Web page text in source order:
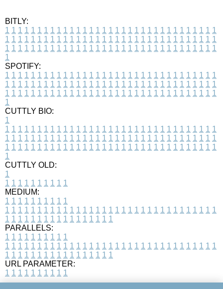
BITLY:
1 1 1 1 1 1 1 1 1 1 1 1 1 1 1 1 1 1 1 1 1 1 1 1 1 1 1 1 1 1 1 1 1
1 1 1 1 1 1 1 1 1 1 1 1 1 1 1 1 1 1 1 1 1 1 1 1 1 1 1 1 1 1 1 1 1
1 1 1 1 1 1 1 1 1 1 1 1 1 1 1 1 1 1 1 1 1 1 1 1 1 1 1 1 1 1 1 1 1
1
SPOTIFY:
1 1 1 1 1 1 1 1 1 1 1 1 1 1 1 1 1 1 1 1 1 1 1 1 1 1 1 1 1 1 1 1 1
1 1 1 1 1 1 1 1 1 1 1 1 1 1 1 1 1 1 1 1 1 1 1 1 1 1 1 1 1 1 1 1 1
1 1 1 1 1 1 1 1 1 1 1 1 1 1 1 1 1 1 1 1 1 1 1 1 1 1 1 1 1 1 1 1 1
1
CUTTLY BIO:
1
1 1 1 1 1 1 1 1 1 1 1 1 1 1 1 1 1 1 1 1 1 1 1 1 1 1 1 1 1 1 1 1 1
1 1 1 1 1 1 1 1 1 1 1 1 1 1 1 1 1 1 1 1 1 1 1 1 1 1 1 1 1 1 1 1 1
1 1 1 1 1 1 1 1 1 1 1 1 1 1 1 1 1 1 1 1 1 1 1 1 1 1 1 1 1 1 1 1 1
1
CUTTLY OLD:
1
1 1 1 1 1 1 1 1 1 1
MEDIUM:
1 1 1 1 1 1 1 1 1 1
1 1 1 1 1 1 1 1 1 1 1 1 1 1 1 1 1 1 1 1 1 1 1 1 1 1 1 1 1 1 1 1 1
1 1 1 1 1 1 1 1 1 1 1 1 1 1 1 1 1
PARALLELS:
1 1 1 1 1 1 1 1 1 1
1 1 1 1 1 1 1 1 1 1 1 1 1 1 1 1 1 1 1 1 1 1 1 1 1 1 1 1 1 1 1 1 1
1 1 1 1 1 1 1 1 1 1 1 1 1 1 1 1 1
URL PARAMETER:
1 1 1 1 1 1 1 1 1 1